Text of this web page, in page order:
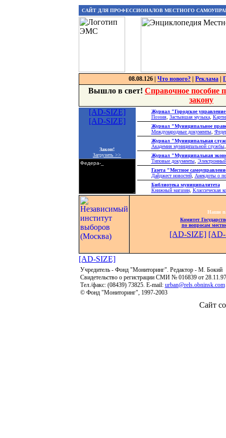
САЙТ ДЛЯ ПРОФЕССИОНАЛОВ МЕСТНОГО
08.08.126 | Что нового? Реклама
Вышло в свет! Справочное пособие
закону
[AD-SIZE]
[AD-SIZE]
Журнал "Городское
Поэзия, Застывшая музыка,
Журнал "Муниципальное
Международные документы,
Журнал "Муниципальная
Академия муниципальной службы
Журнал "Муниципальная
Типовые документы,
Газета "Местное
Дайджест новостей,
Анекдоты о
Библиотека муниципалитета
Книжный магазин, Классическая
Закон!
Загрузить >>
Наши
Комитет
по вопросам
[AD-SIZE]
[AD-SIZE]
Учредитель - Фонд "Мониторинг". Редактор - М. Бокий
Свидетельство о регистрации СМИ № 016839 от 28.11.97
Тел./факс: (08439) 73825. E-mail: urban@rels.obninsk.com
© Фонд "Мониторинг", 1997-2003
Сайт